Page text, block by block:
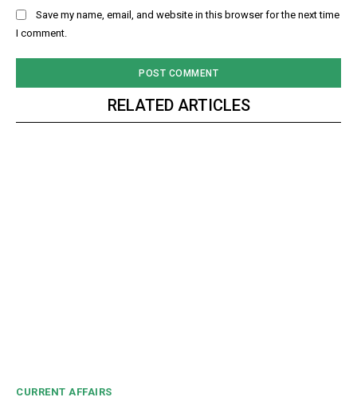
Save my name, email, and website in this browser for the next time
I comment.
RELATED ARTICLES
CURRENT AFFAIRS